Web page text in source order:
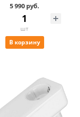
5 990 руб.
шт
В корзину